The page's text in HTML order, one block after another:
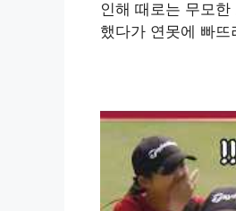
인해 때로는 무모
했다가 연못에 빠